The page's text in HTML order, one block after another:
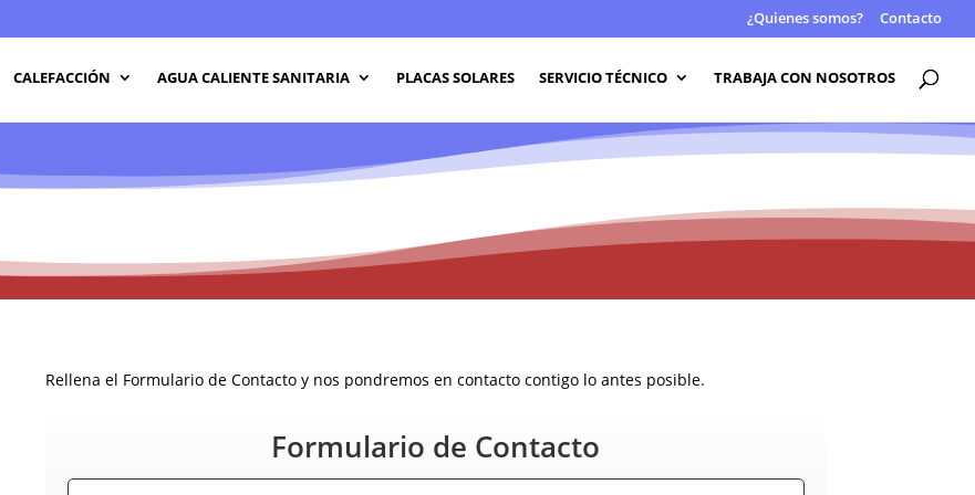
¿Quienes somos? Contacto
CALEFACCIÓN AGUA CALIENTE SANITARIA PLACAS SOLARES SERVICIO TÉCNICO TRABAJA CON NOSOTROS
Rellena el Formulario de Contacto y nos pondremos en contacto contigo lo antes posible.
Formulario de Contacto